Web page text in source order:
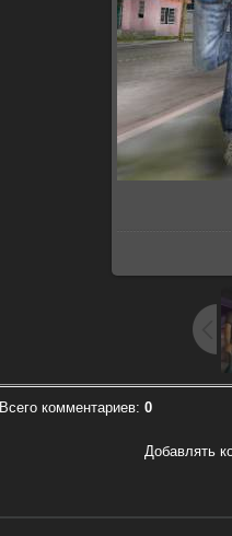
Всего комментариев: 0
Добавлять